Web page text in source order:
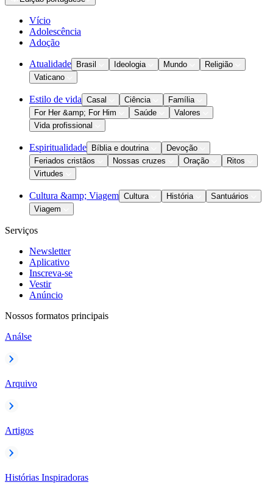
Vício
Adolescência
Adoção
Atualidade Brasil Ideologia Mundo
Religião
Vaticano
Estilo de vida Casal Ciência
Família
For Her &amp; For Him
Saúde
Valores
Vida profissional
Espiritualidade Bíblia e doutrina
Devoção
Feriados cristãos
Nossas cruzes Oração
Ritos
Virtudes
Cultura &amp; Viagem Cultura História
Santuários
Viagem
Serviços
Newsletter
Aplicativo
Inscreva-se
Vestir
Anúncio
Nossos formatos principais
Análse
Arquivo
Artigos
Histórias Inspiradoras